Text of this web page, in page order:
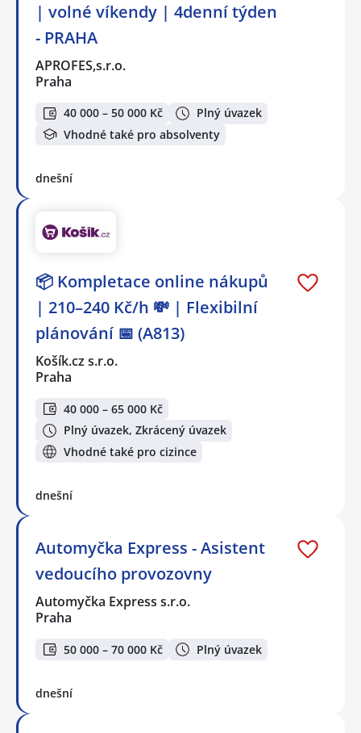
| volné víkendy | 4denní týden
- PRAHA
APROFES,s.r.o.
Praha
40 000 – 50 000 Kč
Plný úvazek
Vhodné také pro absolventy
dnešní
📦 Kompletace online nákupů
| 210–240 Kč/h 💸 | Flexibilní
plánování 📅 (A813)
Košík.cz s.r.o.
Praha
40 000 – 65 000 Kč
Plný úvazek, Zkrácený úvazek
Vhodné také pro cizince
dnešní
Automyčka Express - Asistent
vedoucího provozovny
Automyčka Express s.r.o.
Praha
50 000 – 70 000 Kč Plný úvazek
dnešní